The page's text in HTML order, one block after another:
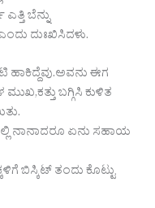
ಬೆನ್ನು
ದುಃಖಿಸಿದಳು.
ಹಾಕಿದ್ದೆವು.ಅವನು ಈಗ
ಬಗ್ಗಿಸಿ ಕುಳಿತ
ನಾನಾದರೂ ಏನು ಸಹಾಯ
ಬಿಸ್ಕಿಟ್ ತಂದು ಕೊಟ್ಟು